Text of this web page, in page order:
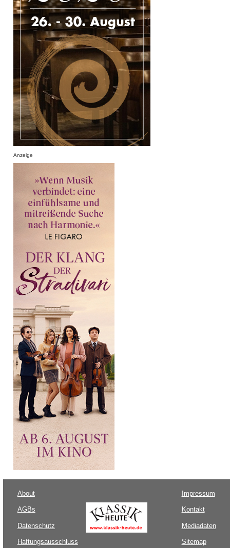
Anzeige
About
AGBs
Datenschutz
Haftungsausschluss
Impressum
Kontakt
Mediadaten
Sitemap